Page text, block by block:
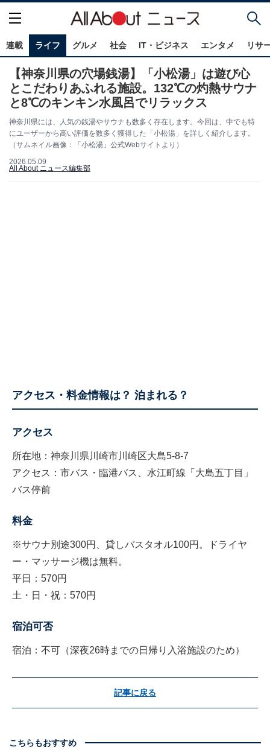
連載 ライフ グルメ 社会 IT・ビジネス エンタメ リサ
【神奈川県の穴場銭湯】「小松湯」は遊び心
とこだわりあふれる施設。132℃の灼熱サウナ
と8℃のキンキン水風呂でリラックス
神奈川県には、人気の銭湯やサウナも数多く存在します。今回は、中でも特
にユーザーから高い評価を数多く獲得した「小松湯」を詳しく紹介します。
（サムネイル画像：「小松湯」公式Webサイトより）
2026.05.09
All About ニュース編集部
アクセス・料金情報は？ 泊まれる？
アクセス
所在地：神奈川県川崎市川崎区大島5-8-7
アクセス：市バス・臨港バス、水江町線「大島五丁目」
バス停前
料金
※サウナ別途300円、貸しバスタオル100円。ドライヤ
ー・マッサージ機は無料。
平日：570円
土・日・祝：570円
宿泊可否
宿泊：不可（深夜26時までの日帰り入浴施設のため）
記事に戻る
こちらもおすすめ